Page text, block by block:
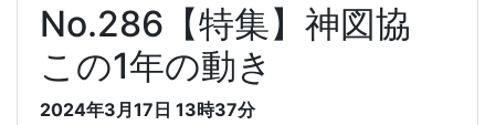
No.286【特集】神図協
この1年の動き
2024年3月17日 13時37分